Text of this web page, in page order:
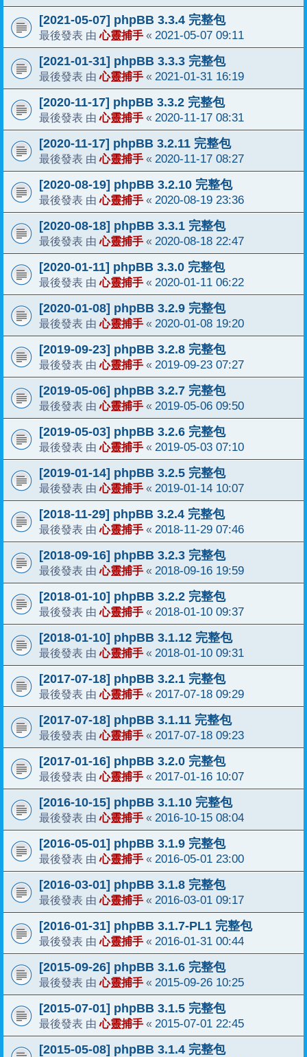
[2021-05-07] phpBB 3.3.4 完整包
最後發表 由心靈捕手 « 2021-05-07 09:11
[2021-01-31] phpBB 3.3.3 完整包
最後發表 由心靈捕手 « 2021-01-31 16:19
[2020-11-17] phpBB 3.3.2 完整包
最後發表 由心靈捕手 « 2020-11-17 08:31
[2020-11-17] phpBB 3.2.11 完整包
最後發表 由心靈捕手 « 2020-11-17 08:27
[2020-08-19] phpBB 3.2.10 完整包
最後發表 由心靈捕手 « 2020-08-19 23:36
[2020-08-18] phpBB 3.3.1 完整包
最後發表 由心靈捕手 « 2020-08-18 22:47
[2020-01-11] phpBB 3.3.0 完整包
最後發表 由心靈捕手 « 2020-01-11 06:22
[2020-01-08] phpBB 3.2.9 完整包
最後發表 由心靈捕手 « 2020-01-08 19:20
[2019-09-23] phpBB 3.2.8 完整包
最後發表 由心靈捕手 « 2019-09-23 07:27
[2019-05-06] phpBB 3.2.7 完整包
最後發表 由心靈捕手 « 2019-05-06 09:50
[2019-05-03] phpBB 3.2.6 完整包
最後發表 由心靈捕手 « 2019-05-03 07:10
[2019-01-14] phpBB 3.2.5 完整包
最後發表 由心靈捕手 « 2019-01-14 10:07
[2018-11-29] phpBB 3.2.4 完整包
最後發表 由心靈捕手 « 2018-11-29 07:46
[2018-09-16] phpBB 3.2.3 完整包
最後發表 由心靈捕手 « 2018-09-16 19:59
[2018-01-10] phpBB 3.2.2 完整包
最後發表 由心靈捕手 « 2018-01-10 09:37
[2018-01-10] phpBB 3.1.12 完整包
最後發表 由心靈捕手 « 2018-01-10 09:31
[2017-07-18] phpBB 3.2.1 完整包
最後發表 由心靈捕手 « 2017-07-18 09:29
[2017-07-18] phpBB 3.1.11 完整包
最後發表 由心靈捕手 « 2017-07-18 09:23
[2017-01-16] phpBB 3.2.0 完整包
最後發表 由心靈捕手 « 2017-01-16 10:07
[2016-10-15] phpBB 3.1.10 完整包
最後發表 由心靈捕手 « 2016-10-15 08:04
[2016-05-01] phpBB 3.1.9 完整包
最後發表 由心靈捕手 « 2016-05-01 23:00
[2016-03-01] phpBB 3.1.8 完整包
最後發表 由心靈捕手 « 2016-03-01 09:17
[2016-01-31] phpBB 3.1.7-PL1 完整包
最後發表 由心靈捕手 « 2016-01-31 00:44
[2015-09-26] phpBB 3.1.6 完整包
最後發表 由心靈捕手 « 2015-09-26 10:25
[2015-07-01] phpBB 3.1.5 完整包
最後發表 由心靈捕手 « 2015-07-01 22:45
[2015-05-08] phpBB 3.1.4 完整包